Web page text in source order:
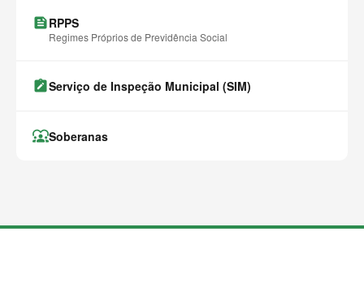
feedRPPS
Regimes Próprios de Previdência Social
note_altServiço de Inspeção Municipal (SIM)
diversity_1Soberanas
M